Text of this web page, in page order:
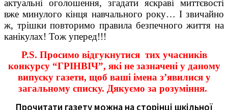
актуальні оголошення, згадати яскраві миттєвості
вже минулого кінця навчального року… І звичайно
ж, трішки повторимо правила безпечного життя на
канікулах! Тож уперед!!!
P.S. Просимо відгукнутися тих учасників
конкурсу “ГРІНВІЧ”, які не зазначені у даному
випуску газети, щоб ваші імена з’явилися у
загальному списку. Дякуємо за розуміння.
Прочитати газету можна на сторінці шкільної